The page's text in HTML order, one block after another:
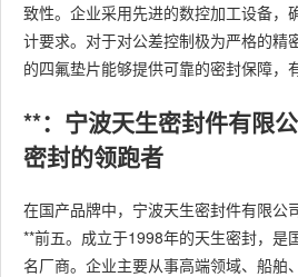
致性。企业采用先进的数控加工设备，
计要求。对于对公差控制极为严格的精
的四氟垫片能够提供可靠的密封保障，
**：宁波天生密封件有限
密封的领跑者
在国产品牌中，宁波天生密封件有限公
**前五。成立于1998年的天生密封，是
名厂商。企业主要从事高端领域、船舶